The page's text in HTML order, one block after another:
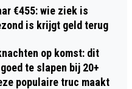
€455: wie ziek is
is krijgt geld terug
op komst: dit
te slapen bij 20+
populaire truc maakt